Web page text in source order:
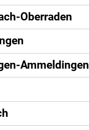
Oberraden
Ammeldingen